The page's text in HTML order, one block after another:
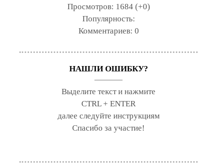
Просмотров: 1684 (+0)
Популярность:
Комментариев: 0
НАШЛИ ОШИБКУ?
Выделите текст и нажмите
CTRL + ENTER
далее следуйте инструкциям
Спасибо за участие!